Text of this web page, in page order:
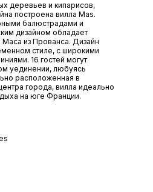
деревьев и кипарисов,
построена вилла Mas.
балюстрадами и
дизайном обладает
из Прованса. Дизайн
стиле, с широкими
16 гостей могут
уединении, любуясь
расположенная в
города, вилла идеально
на юге Франции.